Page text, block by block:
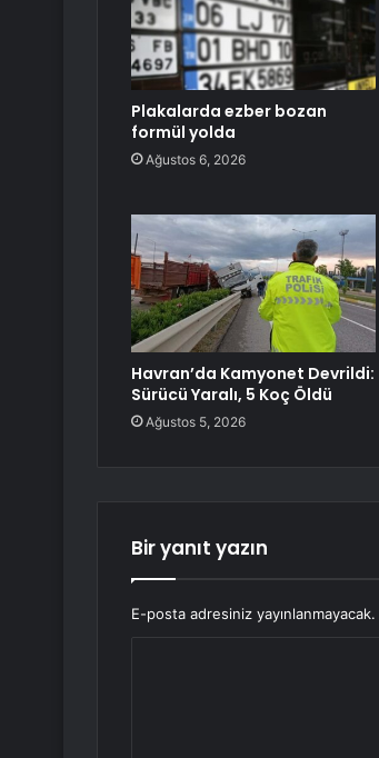
Plakalarda ezber bozan
formül yolda
Ağustos 6, 2026
Havran’da Kamyonet Devrildi:
Sürücü Yaralı, 5 Koç Öldü
Ağustos 5, 2026
Bir yanıt yazın
E-posta adresiniz yayınlanmayacak.